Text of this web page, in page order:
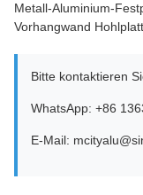
Metall-Aluminium-
Vorhangwand
Bitte kontaktieren
WhatsApp: +86
E-Mail: